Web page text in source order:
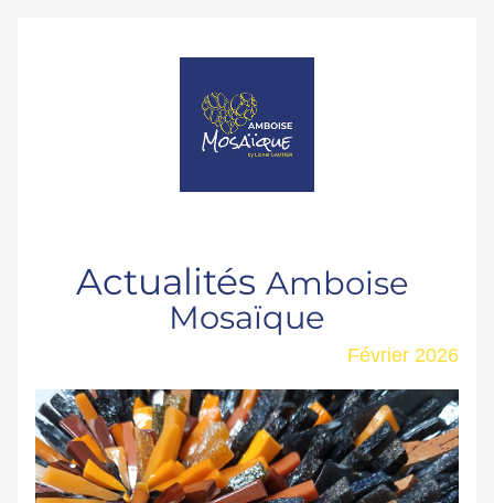
Actualités Amboise
Mosaïque
Février 2026